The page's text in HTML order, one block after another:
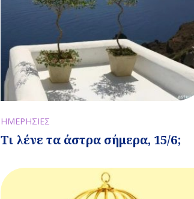
ΗΜΕΡΗΣΙΕΣ
Τι λένε τα άστρα σήμερα, 15/6;